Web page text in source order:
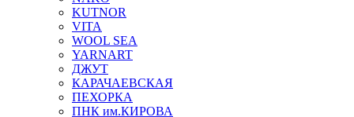
KUTNOR
VITA
WOOL SEA
YARNART
ДЖУТ
КАРАЧАЕВСКАЯ
ПЕХОРКА
ПНК им.КИРОВА